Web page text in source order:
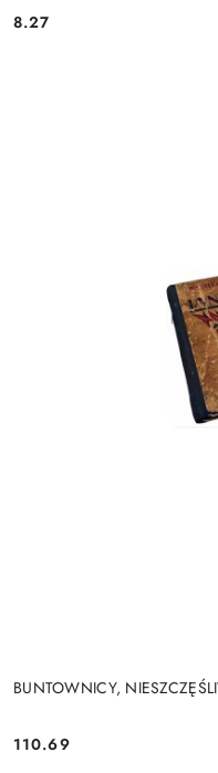
Cena:
8.27
BUNTOWNICY,
Cena:
110.69